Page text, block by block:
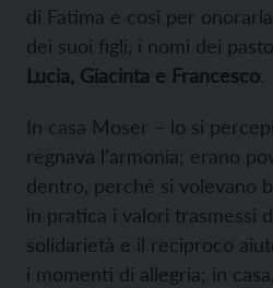
di Fatima e così per
dei suoi figli, i nomi dei
Lucia, Giacinta e Francesco.
In casa Moser – lo si
regnava l’armonia; erano
dentro, perché si volevano
in pratica i valori trasmessi
solidarietà e il reciproco
i momenti di allegria; in